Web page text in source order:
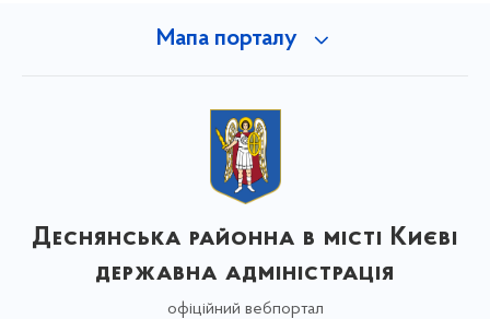
Мапа порталу
Деснянська районна в місті Києві
державна адміністрація
офіційний вебпортал